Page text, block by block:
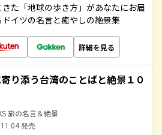
た「地球の歩き方」があなたにお届
イツの名言と癒やしの絶景集
詳細を見る
り添う台湾のことばと絶景１０
旅の名言＆絶景
発売